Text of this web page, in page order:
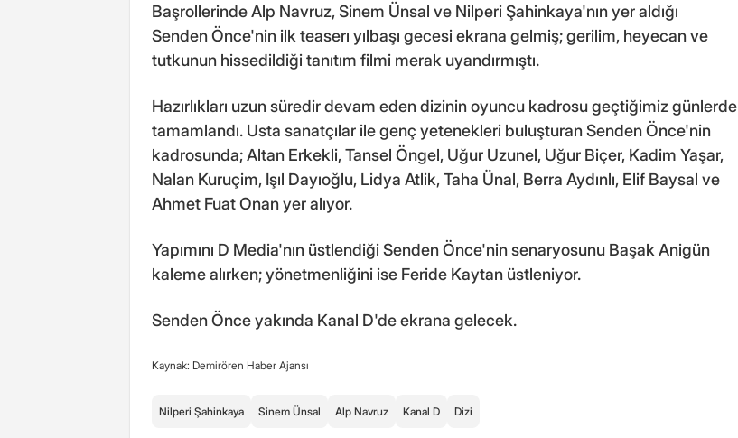
Başrollerinde Alp Navruz, Sinem Ünsal ve Nilperi Şahinkaya'nın yer aldığı
Senden Önce'nin ilk teaserı yılbaşı gecesi ekrana gelmiş; gerilim, heyecan ve
tutkunun hissedildiği tanıtım filmi merak uyandırmıştı.
Hazırlıkları uzun süredir devam eden dizinin oyuncu kadrosu geçtiğimiz günlerde
tamamlandı. Usta sanatçılar ile genç yetenekleri buluşturan Senden Önce'nin
kadrosunda; Altan Erkekli, Tansel Öngel, Uğur Uzunel, Uğur Biçer, Kadim Yaşar,
Nalan Kuruçim, Işıl Dayıoğlu, Lidya Atlik, Taha Ünal, Berra Aydınlı, Elif Baysal ve
Ahmet Fuat Onan yer alıyor.
Yapımını D Media'nın üstlendiği Senden Önce'nin senaryosunu Başak Anigün
kaleme alırken; yönetmenliğini ise Feride Kaytan üstleniyor.
Senden Önce yakında Kanal D'de ekrana gelecek.
Kaynak: Demirören Haber Ajansı
Nilperi Şahinkaya Sinem Ünsal Alp Navruz Kanal D Dizi